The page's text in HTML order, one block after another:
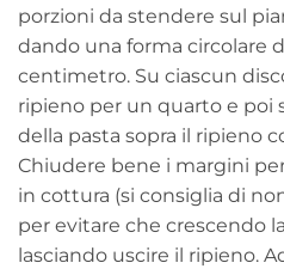
porzioni da stendere sul
dando una forma circolare
centimetro. Su ciascun
ripieno per un quarto e poi
della pasta sopra il ripieno
Chiudere bene i margini
in cottura (si consiglia di
per evitare che crescendo
lasciando uscire il ripieno.